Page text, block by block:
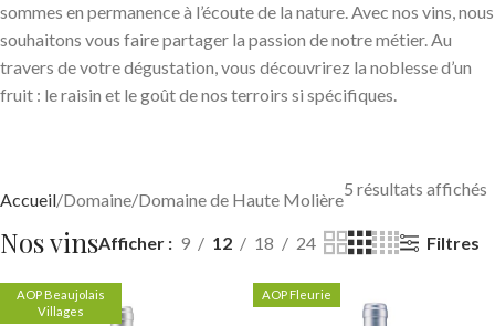
sommes en permanence à l’écoute de la nature. Avec nos vins, nous
souhaitons vous faire partager la passion de notre métier. Au
travers de votre dégustation, vous découvrirez la noblesse d’un
fruit : le raisin et le goût de nos terroirs si spécifiques.
Accueil Domaine Domaine de Haute Molière
5 résultats affichés
Nos vinsAfficher 9 12 18 24 Filtres
AOP Beaujolais
Villages
AOP Fleurie